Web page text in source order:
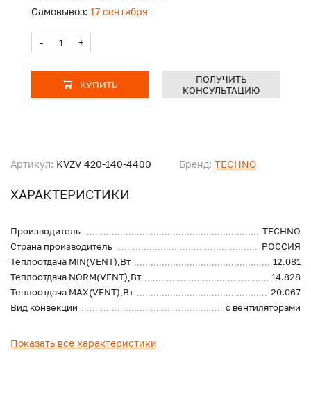
Артикул: KVZV 420-140-4400 Бренд: TECHNO
ХАРАКТЕРИСТИКИ
Производитель
TECHNO
Страна производитель
РОССИЯ
Теплоотдача MIN(VENT),Вт
12.081
Теплоотдача NORM(VENT),Вт
14.828
Теплоотдача MAX(VENT),Вт
20.067
Вид конвекции
с вентиляторами
Показать все характеристики
Самовывоз: 17 сентября
- +
КУПИТЬ
ПОЛУЧИТЬ
КОНСУЛЬТАЦИЮ